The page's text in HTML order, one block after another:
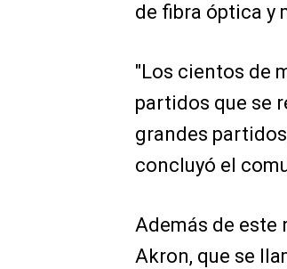
de fibra óptica y
"Los cientos de
partidos que se
grandes
concluyó el
Además de este
Akron, que se